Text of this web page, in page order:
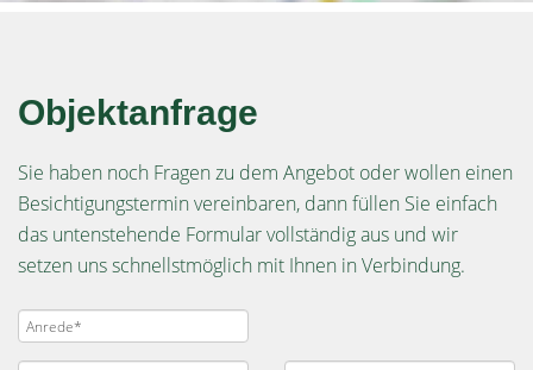
Objektanfrage
Sie haben noch Fragen zu dem Angebot oder wollen einen
Besichtigungstermin vereinbaren, dann füllen Sie einfach
das untenstehende Formular vollständig aus und wir
setzen uns schnellstmöglich mit Ihnen in Verbindung.